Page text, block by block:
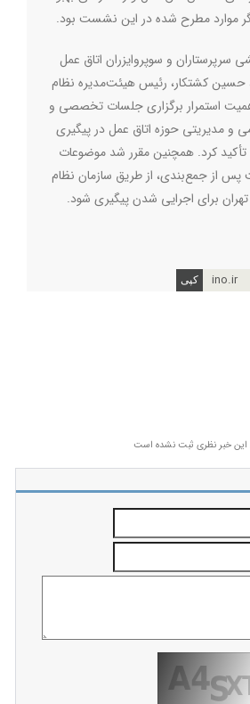
موارد مطرح شده در این نشست بود.
و سوپروایزران اتاق عمل
حسین کشتکار، رئیس هیئت‌مدیره نظام
استمرار برگزاری جلسات تخصصی و
و مدیریتی حوزه اتاق عمل در پیگیری
کرد. همچنین مقرر شد موضوعات
از جمع‌بندی، از طریق سازمان نظام
برای اجرایی شدن پیگیری شود.
ino.ir
این خبر نظری ثبت نشده است